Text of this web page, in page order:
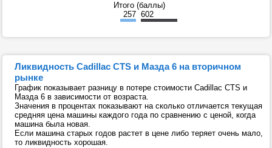
Итого (баллы)
257 602
Ликвидность Cadillac CTS и Мазда 6 на вторичном
рынке
График показывает разницу в потере стоимости Cadillac CTS и
Мазда 6 в зависимости от возраста.
Значения в процентах показывают на сколько отличается текущая
средняя цена машины каждого года по сравнению с ценой, когда
машина была новая.
Если машина старых годов растет в цене либо теряет очень мало,
то ликвидность хорошая.